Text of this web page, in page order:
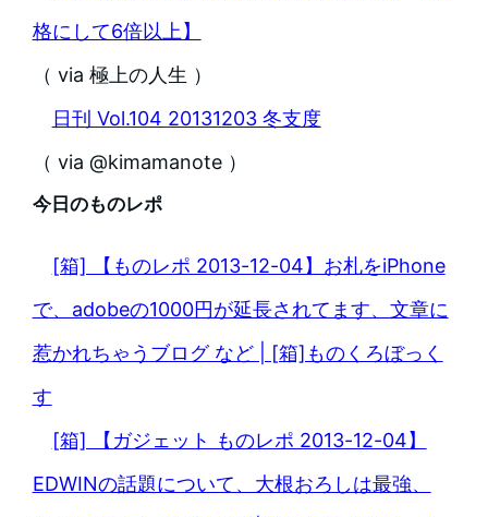
格にして6倍以上】
（ via 極上の人生 ）
日刊 Vol.104 20131203 冬支度
（ via @kimamanote ）
今日のものレポ
[箱] 【ものレポ 2013-12-04】お札をiPhone
で、adobeの1000円が延長されてます、文章に
惹かれちゃうブログ など | [箱]ものくろぼっく
す
[箱] 【ガジェット ものレポ 2013-12-04】
EDWINの話題について、大根おろしは最強、